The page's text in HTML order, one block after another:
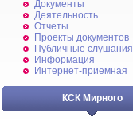
Документы
Деятельность
Отчеты
Проекты документов
Публичные слушания
Информация
Интернет-приемная
КСК Мирного